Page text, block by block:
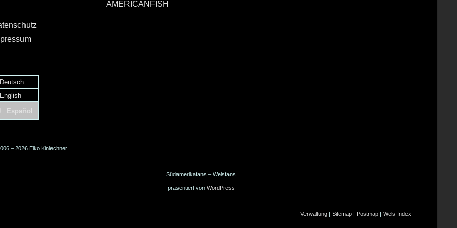
AMERICANFISH
Deutsch
English
Español
– 2026 Elko Kinlechner
Südamerikafans – Welsfans
präsentiert von WordPress
Verwaltung| Sitemap| Postmap| Wels-Index